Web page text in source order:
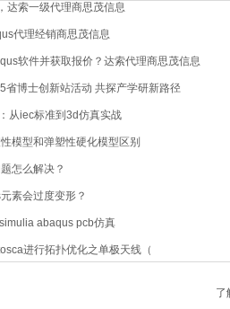
达索一级代理商思茂信息
代理经销商思茂信息
软件并获取报价？达索代理商思茂信息
省博士创新站活动 共探产学研新路径
从iec标准到3d仿真实战
模型和弹塑性硬化模型区别
怎么解决？
素会过度变形？
abaqus pcb仿真
进行拓扑优化之单极天线（
了